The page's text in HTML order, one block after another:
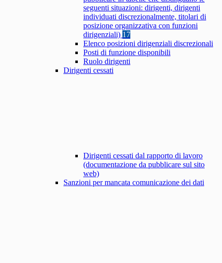
seguenti situazioni: dirigenti, dirigenti
individuati discrezionalmente, titolari di
posizione organizzativa con funzioni
dirigenziali) 17
Elenco posizioni dirigenziali discrezionali
Posti di funzione disponibili
Ruolo dirigenti
Dirigenti cessati
Dirigenti cessati dal rapporto di lavoro
(documentazione da pubblicare sul sito
web)
Sanzioni per mancata comunicazione dei dati